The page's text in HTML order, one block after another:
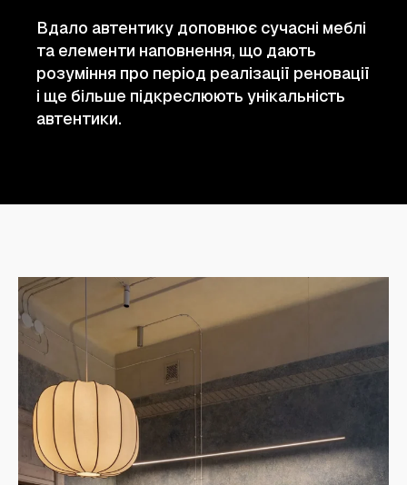
Вдало автентику доповнює сучасні меблі
та елементи наповнення, що дають
розуміння про період реалізації реновації
і ще більше підкреслюють унікальність
автентики.